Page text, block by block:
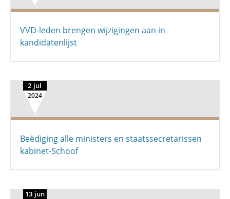
VVD-leden brengen wijzigingen aan in
kandidatenlijst
2 jul
2024
Beëdiging alle ministers en staatssecretarissen
kabinet-Schoof
13 jun